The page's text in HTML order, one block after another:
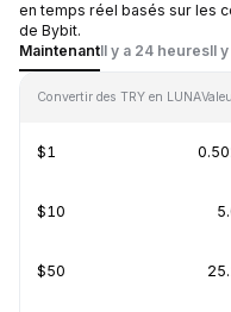
en temps réel basés sur les
de Bybit.
MaintenantIl y a 24 heuresIl
Convertir des TRY en LUNA
$1
$10
$50